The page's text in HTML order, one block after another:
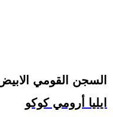
السجن القومي
ايليا أرومي كوكو